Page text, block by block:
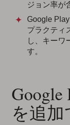
ジョン率が
Google
プラクティ
し、キーワ
す。
を追加